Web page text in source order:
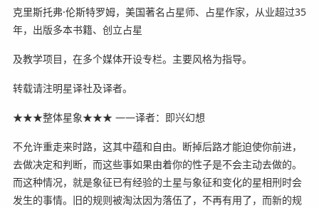
克里斯托弗·伦斯特罗姆，美国著名占星师、占星作家，从业超过35
年，出版多本书籍、创立占星
及教学项目，在多个媒体开设专栏。主要风格为指导。
转载请注明星译社及译者。
★★★整体星象★★★ ——译者：即兴幻想
不允许重走来时路，这其中蕴和自由。断掉后路才能迫使你前进，
去做决定和判断，而这些事如果由着你的性子是不会主动去做的。
而这种情况，就是象征已有经验的土星与象征和变化的星相刑时会
发生的事情。旧的规则被淘汰因为落伍了，不再有用了，而新的规